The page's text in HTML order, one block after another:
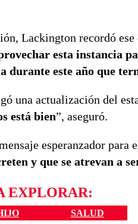
Lackington recordó
esta instancia
durante este año que
una actualización del
está bien”, aseguró.
esperanzador para
y que se atrevan a
EXPLORAR:
SALUD